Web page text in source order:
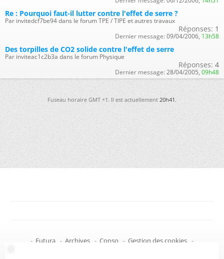
Re : Pourquoi faut-il lutter contre l'effet de serre ?
Par invitedcf7be94 dans le forum TPE / TIPE et autres travaux
Réponses: 1
Dernier message: 09/04/2006, 13h58
Des torpilles de CO2 solide contre l'effet de serre
Par inviteac1c2b3a dans le forum Physique
Réponses: 4
Dernier message: 28/04/2005, 09h48
Fuseau horaire GMT +1. Il est actuellement20h41.
- Futura - Archives - Conso - Gestion des cookies -